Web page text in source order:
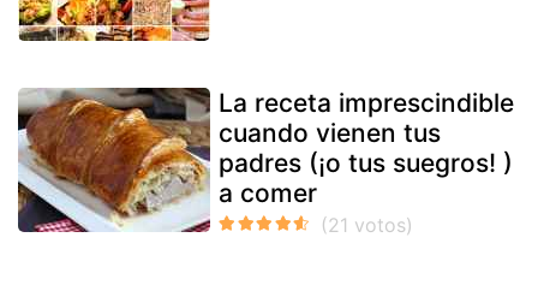
La receta imprescindible
cuando vienen tus
padres (¡o tus suegros! )
a comer